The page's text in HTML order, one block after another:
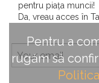
pentru piața muncii!
Da, vreau acces în
Pentru a
rugăm să